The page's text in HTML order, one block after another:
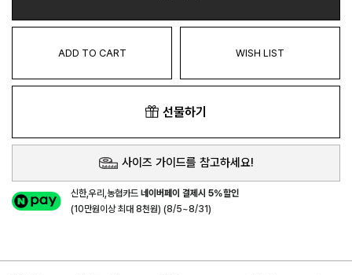
ADD TO CART WISH LIST
선물하기
사이즈 가이드를 참고하세요!
신한,우리,농협카드네이버페이 결제시 5%할인
(10만원이상 최대 8천원) (8/5~8/31)